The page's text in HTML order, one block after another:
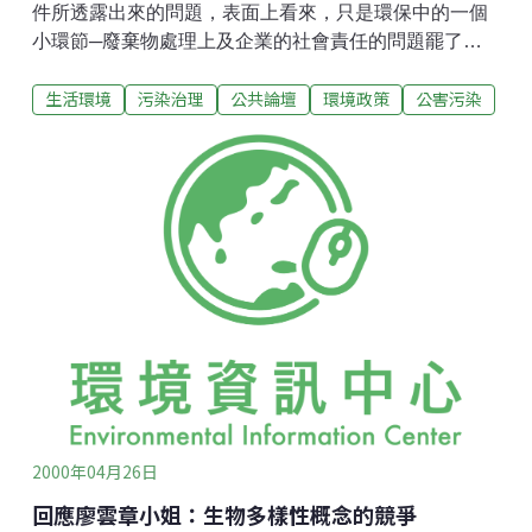
件所透露出來的問題，表面上看來，只是環保中的一個
小環節─廢棄物處理上及企業的社會責任的問題罷了。
點損害以外，似乎很快的就會回復平靜。然而仔細思考
與無知。國人如無法就此覺悟，立即針對此問題全面展
開環境保護的檢討，「地無三坪淨」的現象將於不久的
將來襲擊台灣。這次的汞污泥事件，牽涉到的範圍很
廣，大到如國家的環保政策、環保法令、執法態度與能
力、國人的環保認知及環保教育等；小至於企業的經營
理念、社會責任及環保技術等問題。這種事情也決非個
案的事件，這是國內全面環境保護的問題。當國人還沾
沾自喜於經濟的發展卻無法有效解決環保的問題時，國
外已經發展到應用高科技（如微生物等）來消除廢棄
物，我們該如何來看待此一課題呢？當國內企業界正充
斥著趕搭ISO-14000認證列車的
生活環境 污染治理 公共論壇 環境政策 公害污染
2000年04月26日
回應廖雲章小姐：生物多樣性概念的競爭